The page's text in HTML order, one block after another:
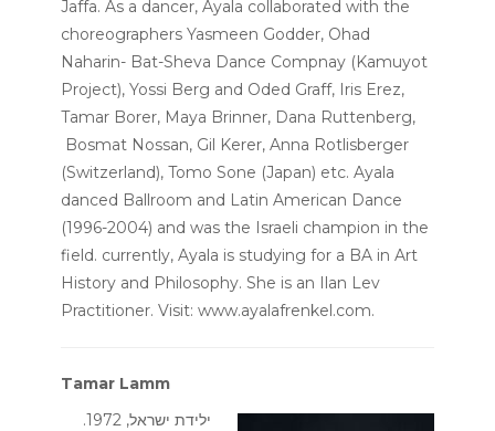
Jaffa. As a dancer, Ayala collaborated with the
choreographers Yasmeen Godder, Ohad
Naharin- Bat-Sheva Dance Compnay (Kamuyot
Project), Yossi Berg and Oded Graff, Iris Erez,
Tamar Borer, Maya Brinner, Dana Ruttenberg,
Bosmat Nossan, Gil Kerer, Anna Rotlisberger
(Switzerland), Tomo Sone (Japan) etc. Ayala
danced Ballroom and Latin American Dance
(1996-2004) and was the Israeli champion in the
field. currently, Ayala is studying for a BA in Art
History and Philosophy. She is an Ilan Lev
Practitioner. Visit: www.ayalafrenkel.com.
Tamar Lamm
ילידת ישראל, 1972.